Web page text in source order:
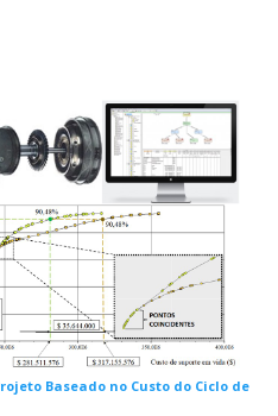
Baseado no Custo do Ciclo de